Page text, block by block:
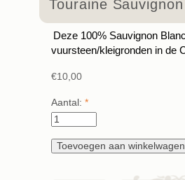
Touraine
Deze 100% Sauvignon
vuursteen/kleigronden in de
€10,00
Aantal: *